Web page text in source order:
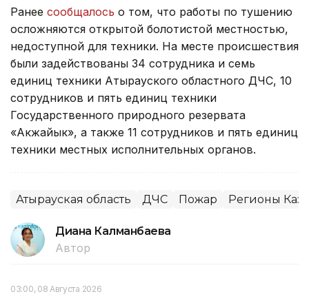
Ранее сообщалось о том, что работы по тушению
осложняются открытой болотистой местностью,
недоступной для техники. На месте происшествия
были задействованы 34 сотрудника и семь
единиц техники Атырауского областного ДЧС, 10
сотрудников и пять единиц техники
Государственного природного резервата
«Акжайык», а также 11 сотрудников и пять единиц
техники местных исполнительных органов.
Атырауская область ДЧС Пожар Регионы
Диана Калманбаева
Автор
03:00, 08 Августа 2026